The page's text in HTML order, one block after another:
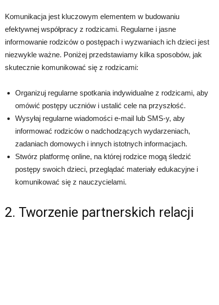
Komunikacja jest kluczowym elementem w budowaniu
efektywnej współpracy z rodzicami. Regularne i jasne
informowanie rodziców o postępach i wyzwaniach ich dzieci jest
niezwykle ważne. Poniżej przedstawiamy kilka sposobów, jak
skutecznie komunikować się z rodzicami:
Organizuj regularne spotkania indywidualne z rodzicami, aby
omówić postępy uczniów i ustalić cele na przyszłość.
Wysyłaj regularne wiadomości e-mail lub SMS-y, aby
informować rodziców o nadchodzących wydarzeniach,
zadaniach domowych i innych istotnych informacjach.
Stwórz platformę online, na której rodzice mogą śledzić
postępy swoich dzieci, przeglądać materiały edukacyjne i
komunikować się z nauczycielami.
2. Tworzenie partnerskich relacji